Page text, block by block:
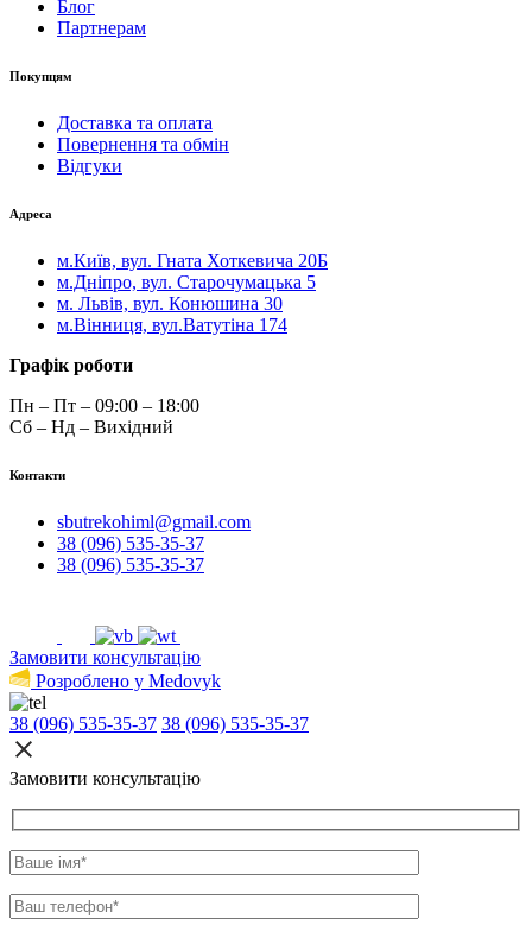
Блог
Партнерам
Покупцям
Доставка та оплата
Повернення та обмін
Відгуки
Адреса
м.Київ, вул. Гната Хоткевича 20Б
м.Дніпро, вул. Старочумацька 5
м. Львів, вул. Конюшина 30
м.Вінниця, вул.Ватутіна 174
Графік роботи
Пн – Пт – 09:00 – 18:00
Сб – Нд – Вихідний
Контакти
sbutrekohiml@gmail.com
38 (096) 535-35-37
38 (096) 535-35-37
Замовити консультацію
Розроблено у Medovyk
38 (096) 535-35-37 38 (096) 535-35-37
Замовити консультацію